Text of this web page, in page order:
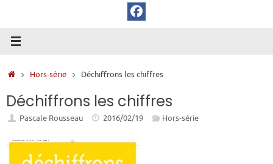
Accueil
Hors-série Déchiffrons les chiffres
Déchiffrons les chiffres
Pascale Rousseau 2016/02/19 Hors-série